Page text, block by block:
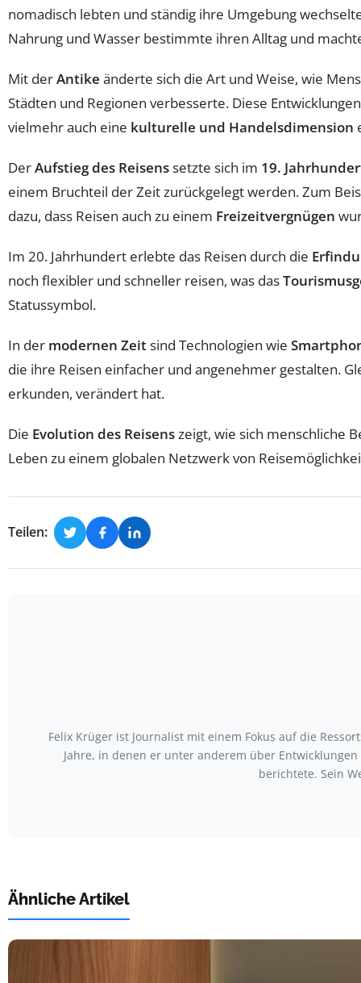
nomadisch lebten und ständig ihre Umgebung
Nahrung und Wasser bestimmte ihren Alltag und
Mit derAntike änderte sich die Art und Weise, wie
Städten und Regionen verbesserte. Diese
vielmehr auch eine kulturelle und Handelsdimension
DerAufstieg des Reisenssetzte sich im 19.
einem Bruchteil der Zeit zurückgelegt werden. Zum
dazu, dass Reisen auch zu einem Freizeitvergnügen
Im 20. Jahrhundert erlebte das Reisen durch die
noch flexibler und schneller reisen, was das
Statussymbol.
In der modernen Zeitsind Technologien wie
die ihre Reisen einfacher und angenehmer gestalten.
erkunden, verändert hat.
Die Evolution des Reisenszeigt, wie sich menschliche
Leben zu einem globalen Netzwerk von
Teilen:
Felix Krüger ist Journalist mit einem Fokus auf die
Jahre, in denen er unter anderem über
berichtete. Sein
Ähnliche Artikel